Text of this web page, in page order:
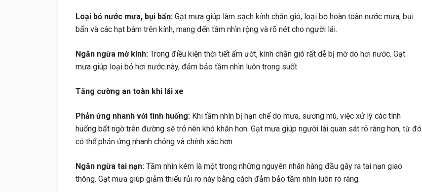
Loại bỏ nước mưa, bụi bẩn: Gạt mưa giúp làm sạch kính chắn gió, loại bỏ hoàn toàn nước mưa, bụi
bẩn và các hạt bám trên kính, mang đến tầm nhìn rộng và rõ nét cho người lái.
Ngăn ngừa mờ kính: Trong điều kiện thời tiết ẩm ướt, kính chắn gió rất dễ bị mờ do hơi nước. Gạt
mưa giúp loại bỏ hơi nước này, đảm bảo tầm nhìn luôn trong suốt.
Tăng cường an toàn khi lái xe
Phản ứng nhanh với tình huống: Khi tầm nhìn bị hạn chế do mưa, sương mù, việc xử lý các tình
huống bất ngờ trên đường sẽ trở nên khó khăn hơn. Gạt mưa giúp người lái quan sát rõ ràng hơn, từ đó
có thể phản ứng nhanh chóng và chính xác hơn.
Ngăn ngừa tai nạn: Tầm nhìn kém là một trong những nguyên nhân hàng đầu gây ra tai nạn giao
thông. Gạt mưa giúp giảm thiểu rủi ro này bằng cách đảm bảo tầm nhìn luôn rõ ràng.